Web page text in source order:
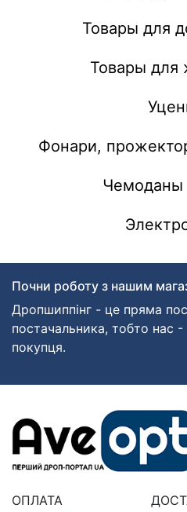
Товары для
Товары для
Фонари,
Почни роботу з нашим
Дропшиппінг - це пряма
постачальника, тобто нас
покупця.
ОПЛАТА